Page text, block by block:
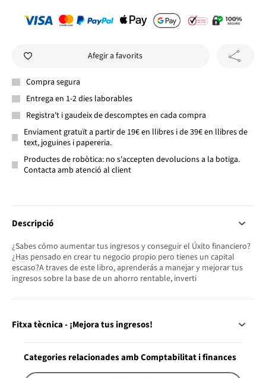
Afegir a favorits
Compra segura
Entrega en 1-2 dies laborables
Registra't i gaudeix de descomptes en cada compra
Enviament gratuït a partir de 19€ en llibres i de 39€ en llibres de
text, joguines i papereria.
Productes de robòtica: no s'accepten devolucions a la botiga.
Contacta amb atenció al client
Descripció
¿Sabes cómo aumentar tus ingresos y conseguir el Úxito financiero?
¿Has pensado en crear tu negocio propio pero tienes un capital
escaso?A traves de este libro, aprenderás a manejar y mejorar tus
ingresos sobre la base de un ahorro rentable, inverti
Fitxa tècnica - ¡Mejora tus ingresos!
Categories relacionades amb Comptabilitat i finances